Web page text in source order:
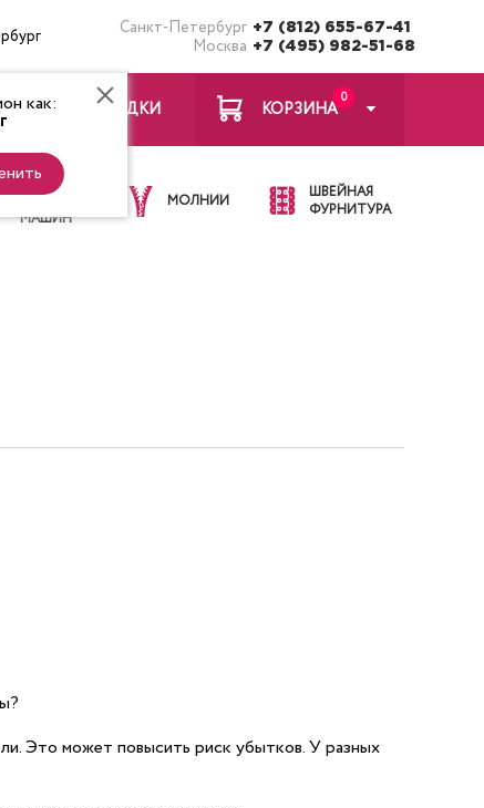
Санкт-Петербург +7 (812) 655-67-41
Москва +7 (495) 982-51-68
как: ЗАКЛАДКИ
0
КОРЗИНА
ИГЛЫ ДЛЯ
ШВЕЙНЫХ
МАШИН
МОЛНИИ
ШВЕЙНАЯ
ФУРНИТУРА
Это может повысить риск убытков. У разных